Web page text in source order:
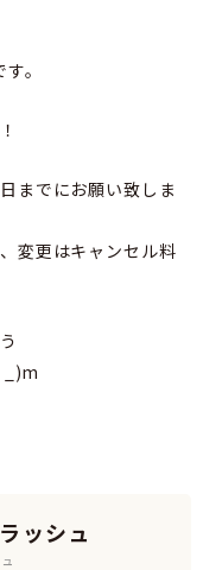
。
までにお願い致しま
変更はキャンセル料
_)m
ッシュ